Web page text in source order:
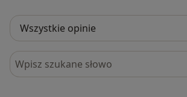
Szukaj w opiniach